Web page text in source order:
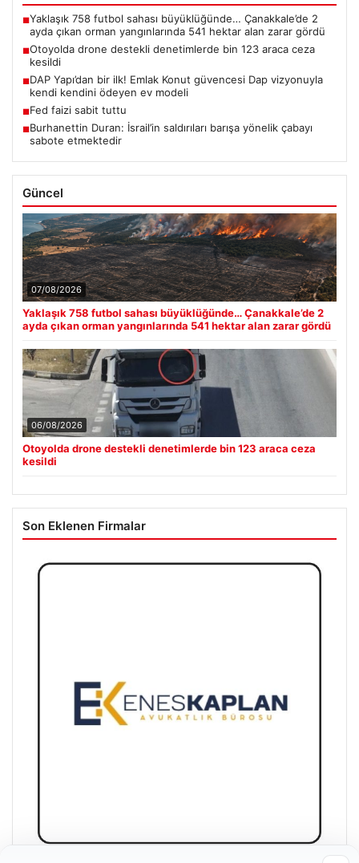
■Yaklaşık 758 futbol sahası büyüklüğünde… Çanakkale’de 2
ayda çıkan orman yangınlarında 541 hektar alan zarar gördü
■Otoyolda drone destekli denetimlerde bin 123 araca ceza
kesildi
■DAP Yapı’dan bir ilk! Emlak Konut güvencesi Dap vizyonuyla
kendi kendini ödeyen ev modeli
■Fed faizi sabit tuttu
■Burhanettin Duran: İsrail’in saldırıları barışa yönelik çabayı
sabote etmektedir
Güncel
07/08/2026
Yaklaşık 758 futbol sahası büyüklüğünde… Çanakkale’de 2
ayda çıkan orman yangınlarında 541 hektar alan zarar gördü
06/08/2026
Otoyolda drone destekli denetimlerde bin 123 araca ceza
kesildi
Son Eklenen Firmalar